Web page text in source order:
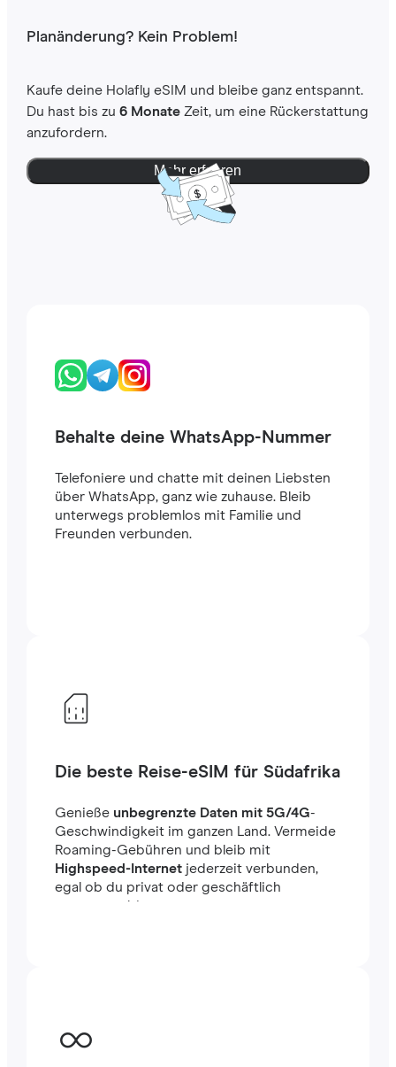
Planänderung? Kein Problem!
Kaufe deine Holafly eSIM und bleibe ganz entspannt.
Du hast bis zu 6 MonateZeit, um eine Rückerstattung
anzufordern.
Mehr erfahren
Behalte deine WhatsApp-Nummer
Telefoniere und chatte mit deinen Liebsten
über WhatsApp, ganz wie zuhause. Bleib
unterwegs problemlos mit Familie und
Freunden verbunden.
Die beste Reise-eSIM für Südafrika
Genieße unbegrenzte Daten mit 5G/4G-
Geschwindigkeit im ganzen Land. Vermeide
Roaming-Gebühren und bleib mit
Highspeed-Internetjederzeit verbunden,
egal ob du privat oder geschäftlich
unterwegs bist.